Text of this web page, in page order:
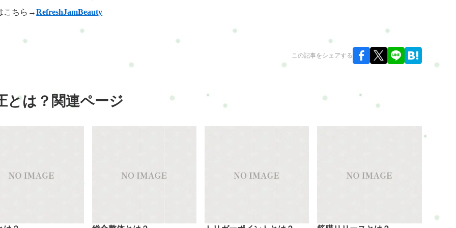
こちら→RefreshJamBeauty
この記事をシェアする
とは？関連ページ